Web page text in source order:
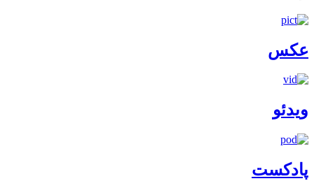
عکس
ویدئو
پادکست